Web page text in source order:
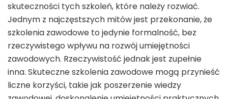
skuteczności tych szkoleń, które należy rozwiać.
Jednym z najczęstszych mitów jest przekonanie, że
szkolenia zawodowe to jedynie formalność, bez
rzeczywistego wpływu na rozwój umiejętności
zawodowych. Rzeczywistość jednak jest zupełnie
inna. Skuteczne szkolenia zawodowe mogą przynieść
liczne korzyści, takie jak poszerzenie wiedzy